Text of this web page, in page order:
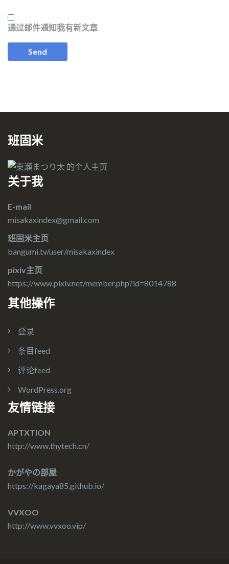
通过邮件通知我有新文章
班固米
关于我
E-mail
misakaxindex@gmail.com
班固米主页
bangumi.tv/user/misakaxindex
pixiv主页
https://www.pixiv.net/member.php?id=8014788
其他操作
登录
条目feed
评论feed
WordPress.org
友情链接
APTXTION
http://www.thytech.cn/
かがやの部屋
https://kagaya85.github.io/
VVXOO
http://www.vvxoo.vip/